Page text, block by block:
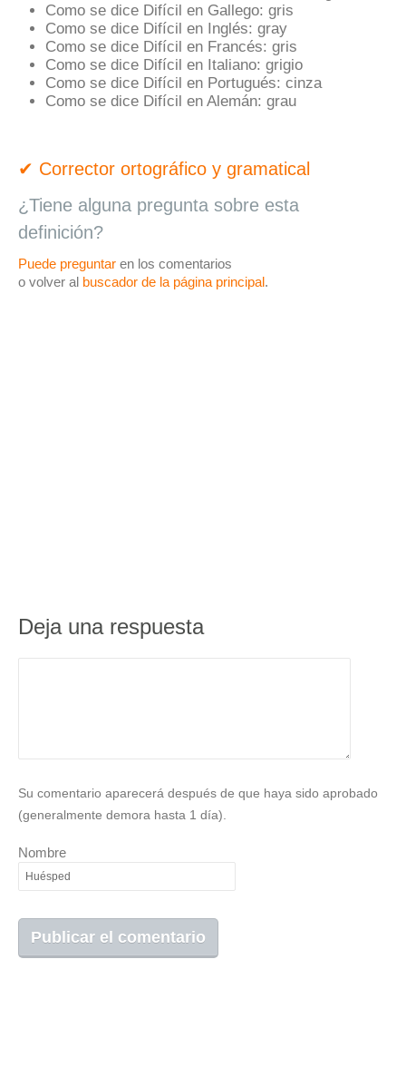
Como se dice Difícil en Gallego: gris
Como se dice Difícil en Inglés: gray
Como se dice Difícil en Francés: gris
Como se dice Difícil en Italiano: grigio
Como se dice Difícil en Portugués: cinza
Como se dice Difícil en Alemán: grau
✔ Corrector ortográfico y gramatical
¿Tiene alguna pregunta sobre esta
definición?
Puede preguntar en los comentarios
o volver al buscador de la página principal.
Deja una respuesta
Su comentario aparecerá después de que haya sido aprobado
(generalmente demora hasta 1 día).
Nombre